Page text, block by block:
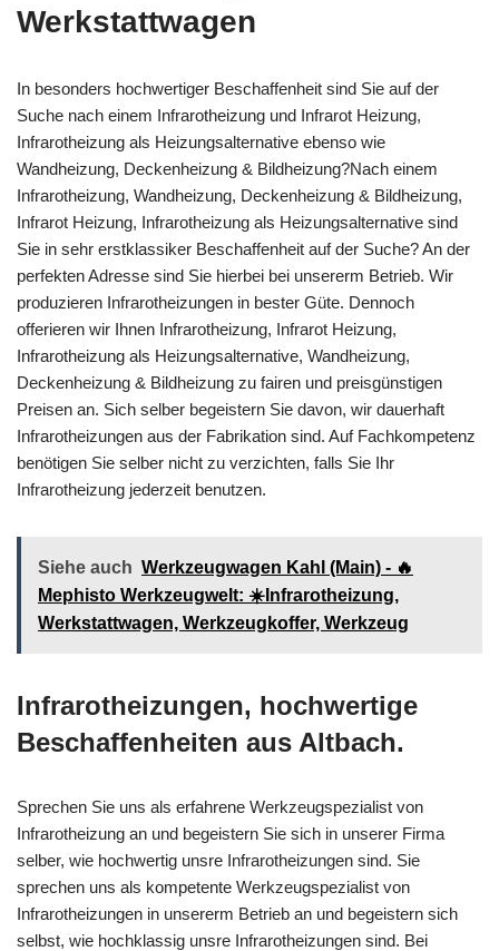
Werkstattwagen
In besonders hochwertiger Beschaffenheit sind Sie auf der
Suche nach einem Infrarotheizung und Infrarot Heizung,
Infrarotheizung als Heizungsalternative ebenso wie
Wandheizung, Deckenheizung & Bildheizung?Nach einem
Infrarotheizung, Wandheizung, Deckenheizung & Bildheizung,
Infrarot Heizung, Infrarotheizung als Heizungsalternative sind
Sie in sehr erstklassiker Beschaffenheit auf der Suche? An der
perfekten Adresse sind Sie hierbei bei unsererm Betrieb. Wir
produzieren Infrarotheizungen in bester Güte. Dennoch
offerieren wir Ihnen Infrarotheizung, Infrarot Heizung,
Infrarotheizung als Heizungsalternative, Wandheizung,
Deckenheizung & Bildheizung zu fairen und preisgünstigen
Preisen an. Sich selber begeistern Sie davon, wir dauerhaft
Infrarotheizungen aus der Fabrikation sind. Auf Fachkompetenz
benötigen Sie selber nicht zu verzichten, falls Sie Ihr
Infrarotheizung jederzeit benutzen.
Siehe auch Werkzeugwagen Kahl (Main) - 🔥
Mephisto Werkzeugwelt: ☀️Infrarotheizung,
Werkstattwagen, Werkzeugkoffer, Werkzeug
Infrarotheizungen, hochwertige
Beschaffenheiten aus Altbach.
Sprechen Sie uns als erfahrene Werkzeugspezialist von
Infrarotheizung an und begeistern Sie sich in unserer Firma
selber, wie hochwertig unsre Infrarotheizungen sind. Sie
sprechen uns als kompetente Werkzeugspezialist von
Infrarotheizungen in unsererm Betrieb an und begeistern sich
selbst, wie hochklassig unsre Infrarotheizungen sind. Bei